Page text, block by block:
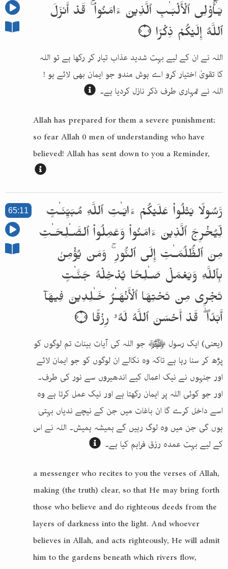
يَـٰٓأُو۟لِى ٱلْأَلْبَـٰبِ ٱلَّذِينَ ءَامَنُوا۟ ۚ قَدْ أَنزَلَ
ٱللَّهُ إِلَيْكُمْ ذِكْرًا ۝
اللہ نے ان کے لیے بہت شدید عذاب تیار کر رکھا ہے تو اللہ
کا تقویٰ اختیار کرو اے ہوش مندو جو ایمان بھی لائے ہو !
اللہ نے تمہاری طرف ذکر نازل کردیا ہے۔
Allah has prepared for them a severe punishment;
so fear Allah 0 men of understanding who have
believed! Allah has sent down to you a Reminder,
رَّسُولًا يَتْلُوا۟ عَلَيْكُمْ ءَايَـٰتِ ٱللَّهِ مُبَيِّنَـٰتٍ
لِّيُخْرِجَ ٱلَّذِينَ ءَامَنُوا۟ وَعَمِلُوا۟ ٱلصَّـٰلِحَـٰتِ
مِنَ ٱلظُّلُمَـٰتِ إِلَى ٱلنُّورِ ۚ وَمَن يُؤْمِنۢ
بِٱللَّهِ وَيَعْمَلْ صَـٰلِحًا يُدْخِلْهُ جَنَّـٰتٍ
تَجْرِى مِن تَحْتِهَا ٱلْأَنْهَـٰرُ خَـٰلِدِينَ فِيهَآ
أَبَدًا ۖ قَدْ أَحْسَنَ ٱللَّهُ لَهُۥ رِزْقًا ۝
(یعنی) ایک رسول ﷺ جو اللہ کی آیات بینات تم لوگوں کو
پڑھ کر سنا رہا ہے تاکہ وہ نکالے ان لوگوں کو جو ایمان لائے
اور جنہوں نے نیک اعمال کیے اندھیروں سے نور کی طرف۔
اور جو کوئی اللہ پر ایمان رکھتا ہے اور نیک عمل کرتا ہے وہ
اسے داخل کرے گا ان باغات میں جن کے نیچے ندیاں بہتی
ہوں گی جن میں وہ لوگ رہیں گے ہمیشہ ہمیش۔ اللہ نے اس
کے لیے بہت عمدہ رزق فراہم کیا ہے۔
a messenger who recites to you the verses of Allah,
making (the truth) clear, so that He may bring forth
those who believe and do righteous deeds from the
layers of darkness into the light. And whoever
believes in Allah, and acts righteously, He will admit
him to the gardens beneath which rivers flow,
65:11